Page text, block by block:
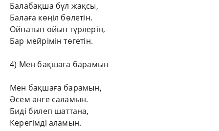
Балабақша бұл жақсы,
Балаға көңіл бөлетін.
Ойнатып ойын түрлерін,
Бар мейрімін төгетін.
4) Мен бақшаға барамын
Мен бақшаға барамын,
Әсем әнге саламын.
Биді билеп шаттана,
Керегімді аламын.